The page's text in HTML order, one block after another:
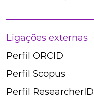
Ligações externas
Perfil ORCID
Perfil Scopus
Perfil ResearcherID